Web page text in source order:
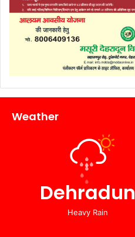
Weather
Dehradun
Heavy Rain